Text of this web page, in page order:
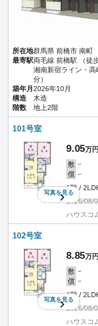
所在地群馬県 前橋市 南町
最寄駅両毛線 前橋駅 （徒
湘南新宿ライン・
分）
築年月2026年10月
構造
木造
階数
地上2階
101号室
写真を見る
9.05万円
敷 －
償 －
1階 /
2026/08/
ハウスコ
102号室
写真を見る
8.85万円
敷 －
償 －
1階 /
2026/08/
ハウスコ